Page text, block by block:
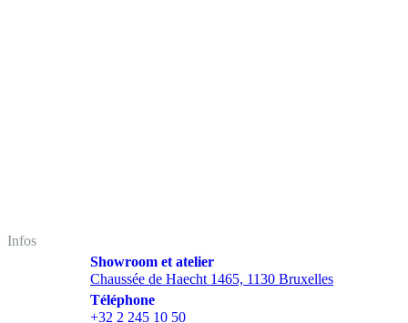
Infos
Showroom et atelier
Chaussée de Haecht 1465, 1130 Bruxelles
Téléphone
+32 2 245 10 50